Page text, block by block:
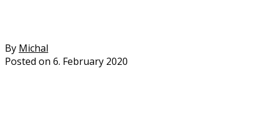
By Michal
Posted on 6. February 2020